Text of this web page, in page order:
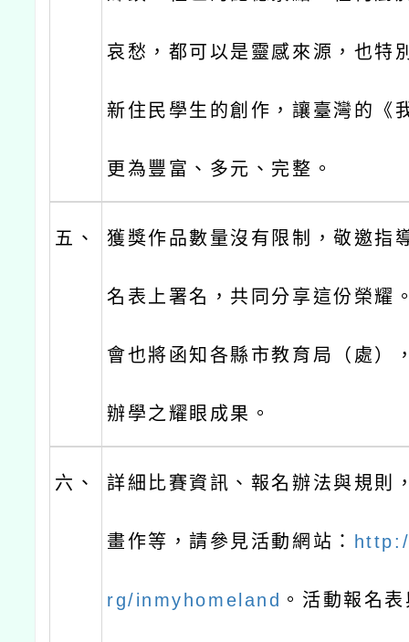
哀愁，都可以是靈感來源，也特
新住民學生的創作，讓臺灣的《
更為豐富、多元、完整。
五、 獲獎作品數量沒有限制，敬邀指
名表上署名，共同分享這份榮耀
會也將函知各縣市教育局（處）
辦學之耀眼成果。
六、 詳細比賽資訊、報名辦法與規則
畫作等，請參見活動網站：
rg/inmyhomeland 。活動報名